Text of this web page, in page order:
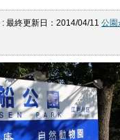
: 最終更新日：2014/04/11 公園